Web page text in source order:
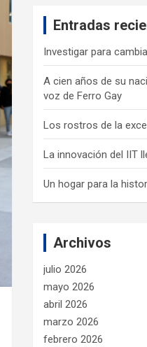
Entradas
Investigar para
A cien años de su
voz de Ferro Gay
Los rostros de la
La innovación del IIT
Un hogar para la
Archivos
julio 2026
mayo 2026
abril 2026
marzo 2026
febrero 2026